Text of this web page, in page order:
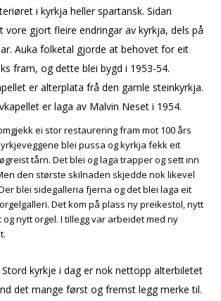
i kyrkja heller spartansk. Sidan
vore gjort fleire endringar av kyrkja, dels på
Auka folketal gjorde at behovet for eit
fram, og dette blei bygd i 1953-54.
er alterplata frå den gamle steinkyrkja.
er laga av Malvin Neset i 1954.
ei stor restaurering fram mot 100 års
blei pussa og kyrkja fekk eit
tårn. Det blei og laga trapper og sett inn
den største skilnaden skjedde nok likevel
blei sidegalleria fjerna og det blei laga eit
Det kom på plass ny preikestol, nytt
nytt orgel. I tillegg var arbeidet med ny
kyrkje i dag er nok nettopp alterbiletet
det mange først og fremst legg merke til.